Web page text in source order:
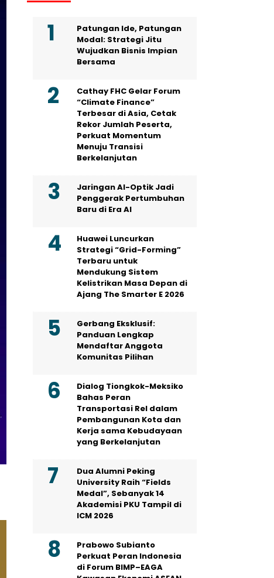
Patungan Ide, Patungan
Modal: Strategi Jitu
Wujudkan Bisnis Impian
Bersama
Cathay FHC Gelar Forum
“Climate Finance”
Terbesar di Asia, Cetak
Rekor Jumlah Peserta,
Perkuat Momentum
Menuju Transisi
Berkelanjutan
Jaringan AI-Optik Jadi
Penggerak Pertumbuhan
Baru di Era AI
Huawei Luncurkan
Strategi “Grid-Forming”
Terbaru untuk
Mendukung Sistem
Kelistrikan Masa Depan di
Ajang The Smarter E 2026
Gerbang Eksklusif:
Panduan Lengkap
Mendaftar Anggota
Komunitas Pilihan
Dialog Tiongkok-Meksiko
Bahas Peran
Transportasi Rel dalam
Pembangunan Kota dan
Kerja sama Kebudayaan
yang Berkelanjutan
Dua Alumni Peking
University Raih “Fields
Medal”, Sebanyak 14
Akademisi PKU Tampil di
ICM 2026
Prabowo Subianto
Perkuat Peran Indonesia
di Forum BIMP–EAGA